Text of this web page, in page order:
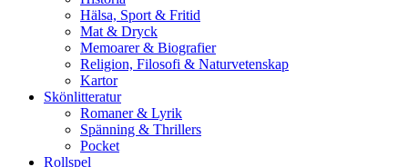
Hälsa, Sport & Fritid
Mat & Dryck
Memoarer & Biografier
Religion, Filosofi & Naturvetenskap
Kartor
Skönlitteratur
Romaner & Lyrik
Spänning & Thrillers
Pocket
Rollspel